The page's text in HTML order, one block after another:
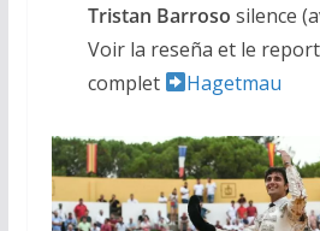
Tristan Barroso silence
Voir la reseña et le
complet
Hagetmau